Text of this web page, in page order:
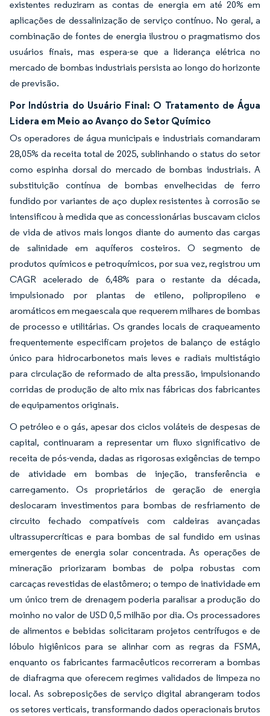
existentes reduziram as contas de energia em até 20% em
aplicações de dessalinização de serviço contínuo. No geral, a
combinação de fontes de energia ilustrou o pragmatismo dos
usuários finais, mas espera-se que a liderança elétrica no
mercado de bombas industriais persista ao longo do horizonte
de previsão.
Por Indústria do Usuário Final: O Tratamento de Água
Lidera em Meio ao Avanço do Setor Químico
Os operadores de água municipais e industriais comandaram
28,05% da receita total de 2025, sublinhando o status do setor
como espinha dorsal do mercado de bombas industriais. A
substituição contínua de bombas envelhecidas de ferro
fundido por variantes de aço duplex resistentes à corrosão se
intensificou à medida que as concessionárias buscavam ciclos
de vida de ativos mais longos diante do aumento das cargas
de salinidade em aquíferos costeiros. O segmento de
produtos químicos e petroquímicos, por sua vez, registrou um
CAGR acelerado de 6,48% para o restante da década,
impulsionado por plantas de etileno, polipropileno e
aromáticos em megaescala que requerem milhares de bombas
de processo e utilitárias. Os grandes locais de craqueamento
frequentemente especificam projetos de balanço de estágio
único para hidrocarbonetos mais leves e radiais multistágio
para circulação de reformado de alta pressão, impulsionando
corridas de produção de alto mix nas fábricas dos fabricantes
de equipamentos originais.
O petróleo e o gás, apesar dos ciclos voláteis de despesas de
capital, continuaram a representar um fluxo significativo de
receita de pós-venda, dadas as rigorosas exigências de tempo
de atividade em bombas de injeção, transferência e
carregamento. Os proprietários de geração de energia
deslocaram investimentos para bombas de resfriamento de
circuito fechado compatíveis com caldeiras avançadas
ultrassupercríticas e para bombas de sal fundido em usinas
emergentes de energia solar concentrada. As operações de
mineração priorizaram bombas de polpa robustas com
carcaças revestidas de elastômero; o tempo de inatividade em
um único trem de drenagem poderia paralisar a produção do
moinho no valor de USD 0,5 milhão por dia. Os processadores
de alimentos e bebidas solicitaram projetos centrífugos e de
lóbulo higiênicos para se alinhar com as regras da FSMA,
enquanto os fabricantes farmacêuticos recorreram a bombas
de diafragma que oferecem regimes validados de limpeza no
local. As sobreposições de serviço digital abrangeram todos
os setores verticais, transformando dados operacionais brutos